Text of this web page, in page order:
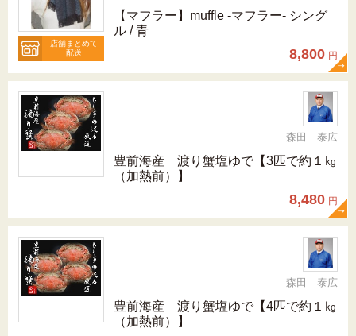
店舗まとめて
配送
【マフラー】muffle -マフラー- シング
ル / 青
8,800 円
森田 泰広
豊前海産 渡り蟹塩ゆで【3匹で約１㎏
（加熱前）】
8,480 円
森田 泰広
豊前海産 渡り蟹塩ゆで【4匹で約１㎏
（加熱前）】